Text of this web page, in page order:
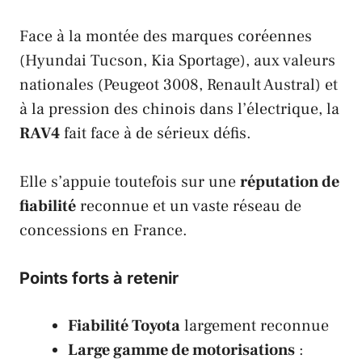
Face à la montée des marques coréennes
(Hyundai Tucson, Kia Sportage), aux valeurs
nationales (Peugeot 3008, Renault Austral) et
à la pression des chinois dans l’électrique, la
RAV4fait face à de sérieux défis.
Elle s’appuie toutefois sur uneréputation de
fiabilitéreconnue et un vaste réseau de
concessions en France.
Points forts à retenir
Fiabilité Toyotalargement reconnue
Large gamme de motorisations :